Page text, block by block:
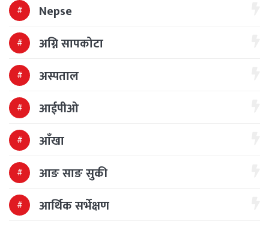
Nepse
अग्नि सापकोटा
अस्पताल
आईपीओ
आँखा
आङ साङ सुकी
आर्थिक सर्भेक्षण